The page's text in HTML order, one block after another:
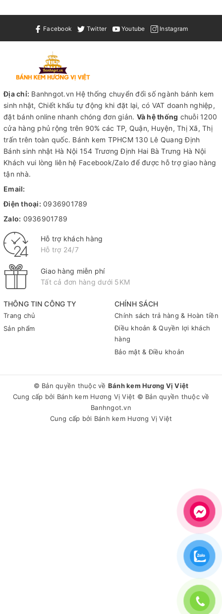
Facebook Twitter Youtube Instagram
THÔNG TIN CÔNG TY
Trang chủ
Sản phẩm
CHÍNH SÁCH
Chính sách trả hàng & Hoàn tiền
Điều khoản & Quyền lợi khách
hàng
Bảo mật & Điều khoản
Địa chỉ: Banhngot.vn Hệ thống chuyển đổi số ngành bánh kem
sinh nhật, Chiết khấu tự động khi đặt lại, có VAT doanh nghiệp,
đặt bánh online nhanh chóng đơn giản. Và hệ thống chuỗi 1200
cửa hàng phủ rộng trên 90% các TP, Quận, Huyện, Thị Xã, Thị
trấn trên toàn quốc. Bánh kem TPHCM130 Lê Quang Định
Bánh sinh nhật Hà Nội 154 Trương Định Hai Bà Trưng Hà Nội
Khách vui lòng liên hệ Facebook/Zalo để được hỗ trợ giao hàng
tận nhà.
Email:
Điện thoại: 0936901789
Zalo: 0936901789
Hỗ trợ khách hàng
Hỗ trợ 24/7
Giao hàng miễn phí
Tất cả đơn hàng dưới 5KM
© Bản quyền thuộc về Bánh kem Hương Vị Việt
Cung cấp bởi Bánh kem Hương Vị Việt © Bản quyền thuộc về
Banhngot.vn
Cung cấp bởi Bánh kem Hương Vị Việt